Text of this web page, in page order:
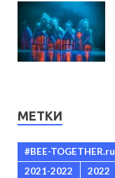
МЕТКИ
#BEE-TOGETHER.ru
2021-2022
2022